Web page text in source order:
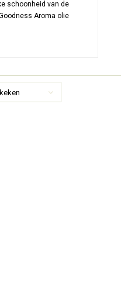
schoonheid van de
Aroma olie
plantaardige Rosa
De koningin der